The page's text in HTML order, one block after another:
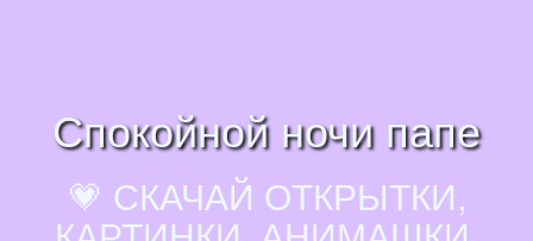
Спокойной ночи папе
💗 СКАЧАЙ ОТКРЫТКИ,